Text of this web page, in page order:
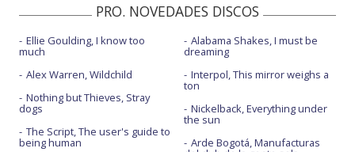
PRO. NOVEDADES DISCOS
Ellie Goulding, I know too
much
Alex Warren, Wildchild
Nothing but Thieves, Stray
dogs
The Script, The user's guide to
being human
Alabama Shakes, I must be
dreaming
Interpol, This mirror weighs a
ton
Nickelback, Everything under
the sun
Arde Bogotá, Manufacturas